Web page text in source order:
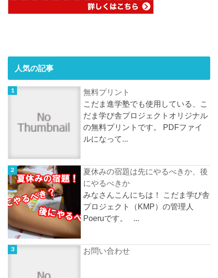
人気の記事
無料プリント
こだま進学塾でも使用している、こ
だま学び舎プロジェクトオリジナル
の無料プリントです。 PDFファイ
ルになって...
夏休みの宿題は先にやるべきか、後
にやるべきか
みなさんこんにちは！ こだま学び舎
プロジェクト（KMP）の管理人
Poeruです。 ...
お問い合わせ